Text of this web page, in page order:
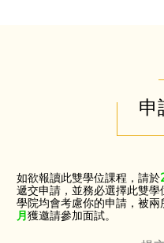
申
如欲報讀此雙學位課程，請於
遞交申請，並務必選擇此雙
學院均會考慮你的申請，被
月獲邀請參加面試。